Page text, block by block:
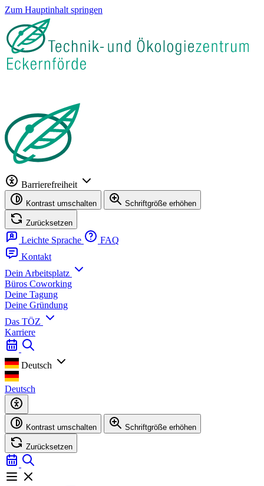
Zum Hauptinhalt springen
Barrierefreiheit
Kontrast umschalten Schriftgröße erhöhen
Zurücksetzen
Leichte Sprache
FAQ
Kontakt
Dein Arbeitsplatz
Büros Coworking
Deine Tagung
Deine Gründung
Das TÖZ
Karriere
Deutsch
Deutsch
Kontrast umschalten Schriftgröße erhöhen
Zurücksetzen